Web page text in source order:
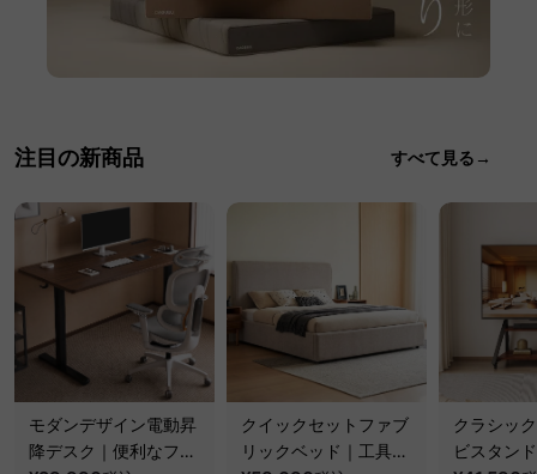
注目の新商品 すべて見る→
モダンデザイン電動昇
降デスク｜便利なフッ
クイックセットファブ
リックベッド｜工具不
クラシッ
ビスタン